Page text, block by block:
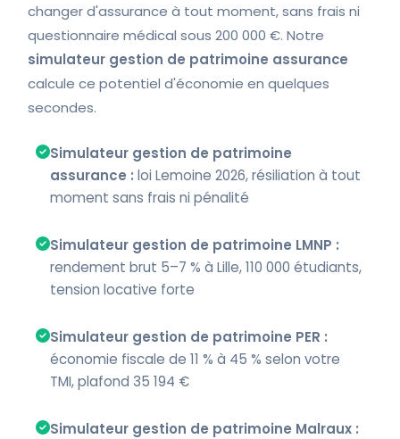
changer d'assurance à tout moment, sans frais ni
questionnaire médical sous 200 000 €. Notre
simulateur gestion de patrimoine assurance
calcule ce potentiel d'économie en quelques
secondes.
Simulateur gestion de patrimoine
assurance : loi Lemoine 2026, résiliation à tout
moment sans frais ni pénalité
Simulateur gestion de patrimoine LMNP :
rendement brut 5–7 % à Lille, 110 000 étudiants,
tension locative forte
Simulateur gestion de patrimoine PER :
économie fiscale de 11 % à 45 % selon votre
TMI, plafond 35 194 €
Simulateur gestion de patrimoine Malraux :